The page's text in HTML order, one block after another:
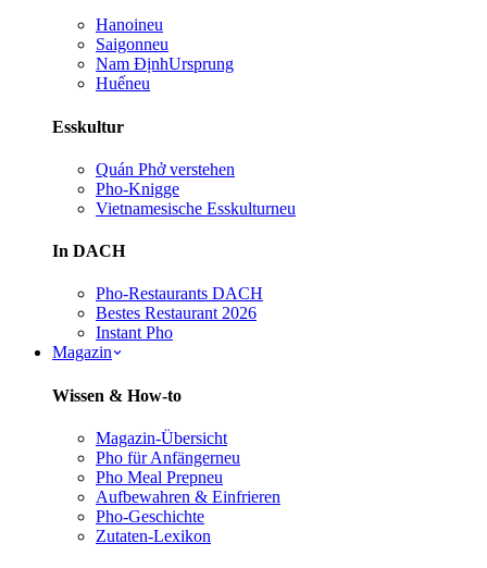
Hanoineu
Saigonneu
Nam ĐịnhUrsprung
Huếneu
Esskultur
Quán Phở verstehen
Pho-Knigge
Vietnamesische Esskulturneu
In DACH
Pho-Restaurants DACH
Bestes Restaurant 2026
Instant Pho
Magazin
Wissen & How-to
Magazin-Übersicht
Pho für Anfängerneu
Pho Meal Prepneu
Aufbewahren & Einfrieren
Pho-Geschichte
Zutaten-Lexikon